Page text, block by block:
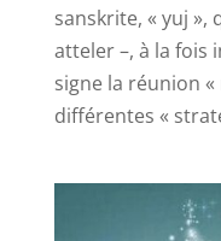
sanskrite, « yuj
atteler –, à la fois
signe la réunion
différentes «